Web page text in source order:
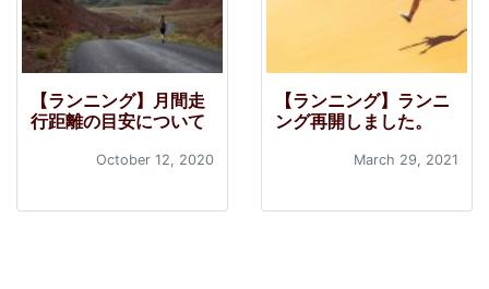
【ランニング】月間走
行距離の目安について
October 12, 2020
【ランニング】ランニ
ング再開しました。
March 29, 2021